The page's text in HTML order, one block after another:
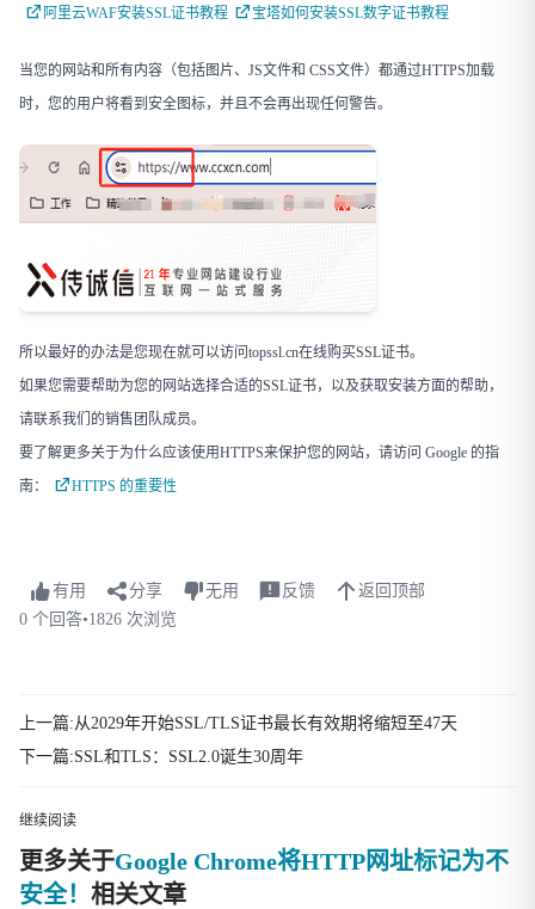
阿里云WAF安装SSL证书教程 宝塔如何安装SSL数字证书教程
当您的网站和所有内容（包括图片、JS文件和 CSS文件）都通过HTTPS加载
时，您的用户将看到安全图标，并且不会再出现任何警告。
所以最好的办法是您现在就可以访问topssl.cn在线购买SSL证书。
如果您需要帮助为您的网站选择合适的SSL证书，以及获取安装方面的帮助，
请联系我们的销售团队成员。
要了解更多关于为什么应该使用HTTPS来保护您的网站，请访问 Google 的指
南：
HTTPS 的重要性
有用 分享 无用 反馈
返回顶部
0 个回答•1826 次浏览
上一篇:从2029年开始SSL/TLS证书最长有效期将缩短至47天
下一篇:SSL和TLS：SSL2.0诞生30周年
继续阅读
更多关于Google Chrome将HTTP网址标记为不
安全！ 相关文章